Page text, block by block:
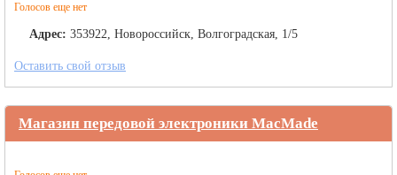
Голосов еще нет
Адрес: 353922, Новороссийск, Волгоградская, 1/5
Оставить свой отзыв
Магазин передовой электроники MacMade